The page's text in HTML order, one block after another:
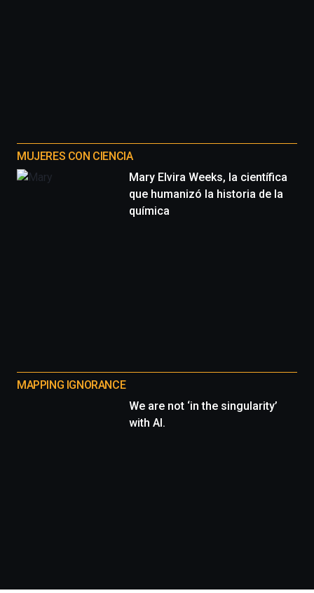
MUJERES CON CIENCIA
Mary Elvira Weeks, la científica
que humanizó la historia de la
química
MAPPING IGNORANCE
We are not ‘in the singularity’
with AI.